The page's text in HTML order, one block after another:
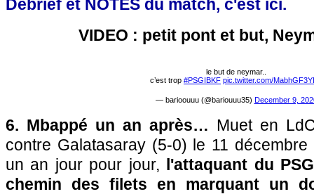
Débrief et NOTES du match, c'est ici.
VIDEO : petit pont et but,
le but de neymar..
c’est trop #PSGIBKF pic.twitter.com/
— barioouuu (@bariouuu35) December 9,
6. Mbappé un an après… Muet en
contre Galatasaray (5-0) le 11
un an jour pour jour, l'attaquant du
chemin des filets en marquant un